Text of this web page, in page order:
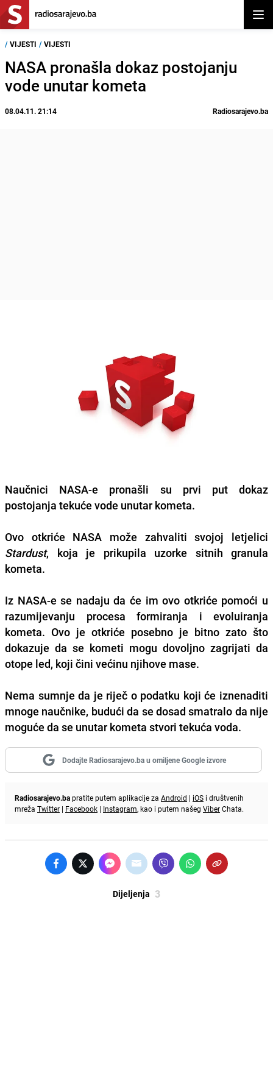
/ VIJESTI / VIJESTI
NASA pronašla dokaz postojanju
vode unutar kometa
08.04.11. 21:14 Radiosarajevo.ba
Naučnici NASA-e pronašli su prvi put dokaz
postojanja tekuće vode unutar kometa.
Ovo otkriće NASA može zahvaliti svojoj letjelici
Stardust, koja je prikupila uzorke sitnih granula
kometa.
Iz NASA-e se nadaju da će im ovo otkriće pomoći u
razumijevanju procesa formiranja i evoluiranja
kometa. Ovo je otkriće posebno je bitno zato što
dokazuje da se kometi mogu dovoljno zagrijati da
otope led, koji čini većinu njihove mase.
Nema sumnje da je riječ o podatku koji će iznenaditi
mnoge naučnike, budući da se dosad smatralo da nije
moguće da se unutar kometa stvori tekuća voda.
Dodajte Radiosarajevo.ba u omiljene Google izvore
Radiosarajevo.bapratite putem aplikacije za Android | iOS i društvenih
mreža Twitter | Facebook | Instagram, kao i putem našeg ViberChata.
Dijeljenja 3